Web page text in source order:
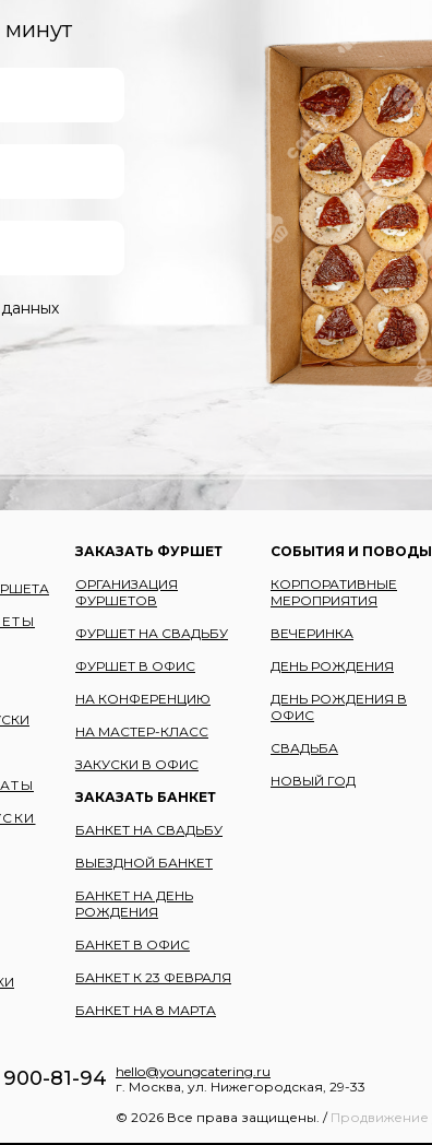
ЗАКАЗАТЬ ФУРШЕТ
ОРГАНИЗАЦИЯ
ФУРШЕТОВ
ФУРШЕТ НА СВАДЬБУ
ФУРШЕТ В ОФИС
НА КОНФЕРЕНЦИЮ
НА МАСТЕР-КЛАСС
ЗАКУСКИ В ОФИС
ЗАКАЗАТЬ БАНКЕТ
БАНКЕТ НА СВАДЬБУ
ВЫЕЗДНОЙ БАНКЕТ
БАНКЕТ НА ДЕНЬ
РОЖДЕНИЯ
БАНКЕТ В ОФИС
БАНКЕТ К 23 ФЕВРАЛЯ
БАНКЕТ НА 8 МАРТА
СОБЫТИЯ И ПОВОДЫ
КОРПОРАТИВНЫЕ
МЕРОПРИЯТИЯ
ВЕЧЕРИНКА
ДЕНЬ РОЖДЕНИЯ
ДЕНЬ РОЖДЕНИЯ В
ОФИС
СВАДЬБА
НОВЫЙ ГОД
900-81-94
hello@youngcatering.ru
г. Москва, ул. Нижегородская, 29-33
© 2026 Все права защищены. / Продвижение